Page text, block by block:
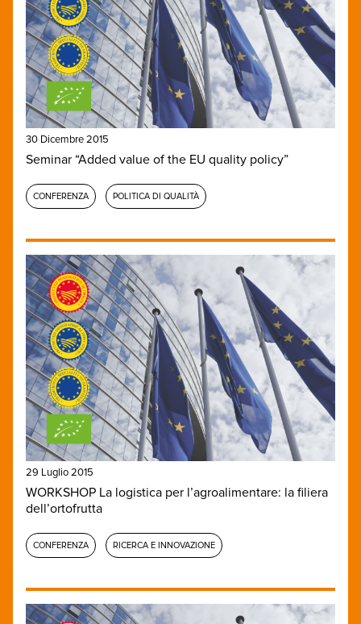
30 Dicembre 2015
Seminar “Added value of the EU quality policy”
CONFERENZA POLITICA DI QUALITÀ
29 Luglio 2015
WORKSHOP La logistica per l’agroalimentare: la filiera
dell’ortofrutta
CONFERENZA RICERCA E INNOVAZIONE